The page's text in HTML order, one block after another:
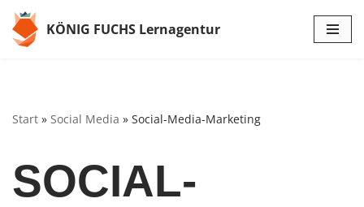
Zum
KÖNIG FUCHS Lernagentur
Start » Social Media » Social-Media-Marketing
SOCIAL-